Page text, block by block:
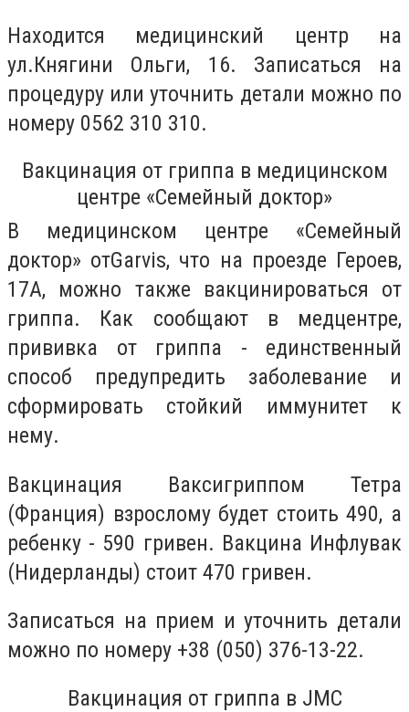
Находится медицинский центр на
ул.Княгини Ольги, 16. Записаться на
процедуру или уточнить детали можно по
номеру 0562 310 310.
Вакцинация от гриппа в медицинском
центре «Семейный доктор»
В медицинском центре «Семейный
доктор» отGarvis, что на проезде Героев,
17А, можно также вакцинироваться от
гриппа. Как сообщают в медцентре,
прививка от гриппа - единственный
способ предупредить заболевание и
сформировать стойкий иммунитет к
нему.
Вакцинация Ваксигриппом Тетра
(Франция) взрослому будет стоить 490, а
ребенку - 590 гривен. Вакцина Инфлувак
(Нидерланды) стоит 470 гривен.
Записаться на прием и уточнить детали
можно по номеру +38 (050) 376-13-22.
Вакцинация от гриппа в JMC